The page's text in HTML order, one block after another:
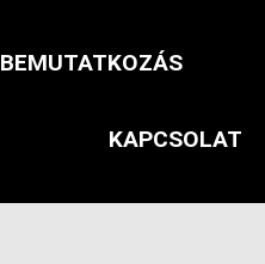
BEMUTATKOZÁS
KAPCSOLAT